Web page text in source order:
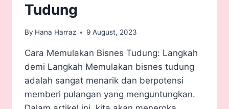
Tudung
By Hana Harraz 9 August, 2023
Cara Memulakan Bisnes Tudung: Langkah
demi Langkah Memulakan bisnes tudung
adalah sangat menarik dan berpotensi
memberi pulangan yang menguntungkan.